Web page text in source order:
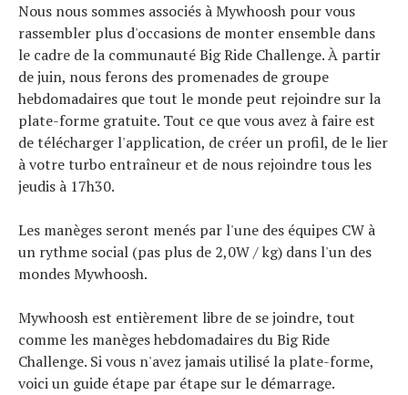
Nous nous sommes associés à Mywhoosh pour vous
rassembler plus d'occasions de monter ensemble dans
le cadre de la communauté Big Ride Challenge. À partir
de juin, nous ferons des promenades de groupe
hebdomadaires que tout le monde peut rejoindre sur la
plate-forme gratuite. Tout ce que vous avez à faire est
de télécharger l'application, de créer un profil, de le lier
à votre turbo entraîneur et de nous rejoindre tous les
jeudis à 17h30.
Les manèges seront menés par l'une des équipes CW à
un rythme social (pas plus de 2,0W / kg) dans l'un des
mondes Mywhoosh.
Mywhoosh est entièrement libre de se joindre, tout
comme les manèges hebdomadaires du Big Ride
Challenge. Si vous n'avez jamais utilisé la plate-forme,
voici un guide étape par étape sur le démarrage.
Actualités
Technologies
Tests de produits
Conseils
Tendances
Tous nos articles
À propos